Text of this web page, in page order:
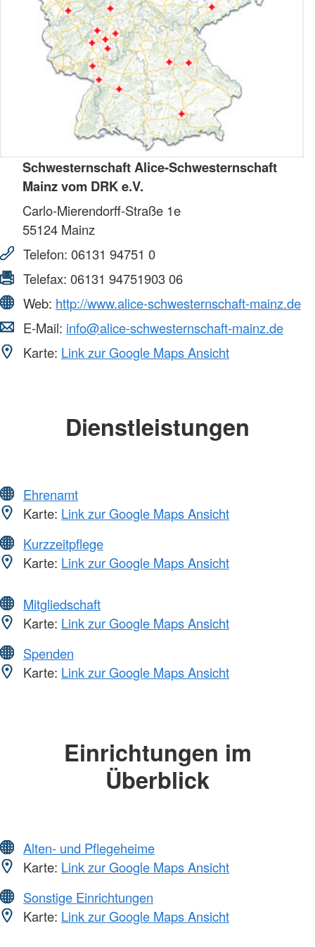
Schwesternschaft Alice-Schwesternschaft
Mainz vom DRK e.V.
Carlo-Mierendorff-Straße 1e
55124 Mainz
Telefon: 06131 94751 0
Telefax: 06131 94751903 06
Web: http://www.alice-schwesternschaft-mainz.de
E-Mail: info@alice-schwesternschaft-mainz.de
Karte: Link zur Google Maps Ansicht
Dienstleistungen
Ehrenamt
Karte: Link zur Google Maps Ansicht
Kurzzeitpflege
Karte: Link zur Google Maps Ansicht
Mitgliedschaft
Karte: Link zur Google Maps Ansicht
Spenden
Karte: Link zur Google Maps Ansicht
Einrichtungen im
Überblick
Alten- und Pflegeheime
Karte: Link zur Google Maps Ansicht
Sonstige Einrichtungen
Karte: Link zur Google Maps Ansicht